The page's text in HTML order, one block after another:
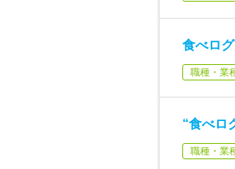
食べロ
職種・業
“食べロ
職種・業